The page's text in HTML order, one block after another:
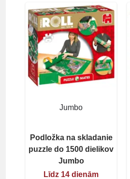
Jumbo
Podložka na skladanie
puzzle do 1500 dielikov
Jumbo
Līdz 14 dienām